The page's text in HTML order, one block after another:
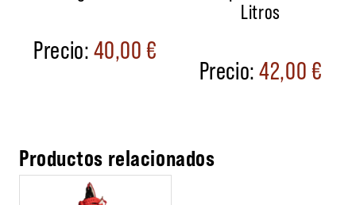
40,00€
Litros
42,00€
Productos relacionados